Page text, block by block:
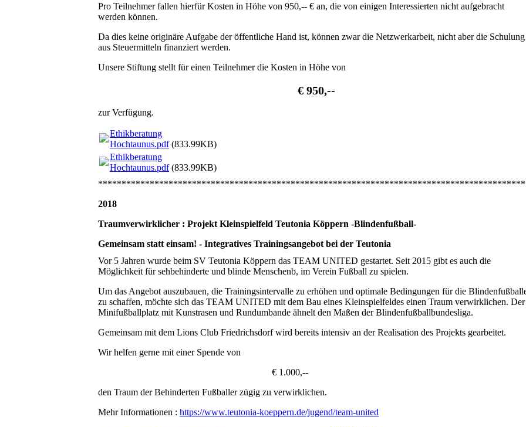
Pro Teilnehmer fallen hierfür Kosten in Höhe von 950,-- € an, die von einigen Interessierten nicht aufgebracht
werden können.
Da dies keine originäre Aufgabe der öffentliche Hand ist, können zwar die Netzwerkarbeit, nicht aber die Schulung
aus Steuermitteln finanziert werden.
Unsere Stiftung stellt für einen Teilnehmer die Kosten in Höhe von
€ 950,--
zur Verfügung.
Ethikberatung
Hochtaunus.pdf(833.99KB)
Ethikberatung
Hochtaunus.pdf(833.99KB)
2018
Traumverwirklicher : Projekt Kleinspielfeld Teutonia Köppern -Blindenfußball-
Gemeinsam statt einsam! - Integratives Trainingsangebot bei der Teutonia
Vor 5 Jahren wurde beim SV Teutonia Köppern das TEAM UNITED gestartet. Seit 2015 gibt es auch die
Möglichkeit für sehbehinderte und blinde Menschenb, im Verein Fußball zu spielen.
Um das Angebot auszubauen, die Trainingsintervalle zu erhöhen und optimale Bedingungen für die
zu schaffen, möchte sich das TEAM UNITED mit dem Bau eines Kleinspielfeldes einen Traum verwirklichen. Der
Minifußballplatz mit Kunstrasen und Rundumbande ähnelt den Maßen der Blindenfußballbundesliga.
Gemeinsam mit dem Lions Club Friedrichsdorf wird bereits intensiv an der Realisation des Projekts gearbeitet.
Wir helfen gerne mit einer Spende von
€ 1.000,--
den Traum der Behinderten Fußballer zügig zu verwirklichen.
Mehr Informationen : https://www.teutonia-koeppern.de/jugend/team-united